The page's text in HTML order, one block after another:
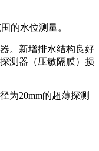
的水位测量。
。新增排水结构良好
测器（压敏隔膜）损
为20mm的超薄探测